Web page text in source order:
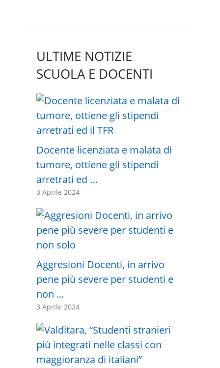
ULTIME NOTIZIE
SCUOLA E DOCENTI
Docente licenziata e malata di
tumore, ottiene gli stipendi
arretrati ed …
3 Aprile 2024
Aggresioni Docenti, in arrivo
pene più severe per studenti e
non …
3 Aprile 2024